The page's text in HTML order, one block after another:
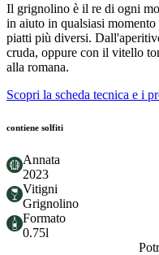
Il grignolino è il re di ogni
in aiuto in qualsiasi
piatti più diversi.
cruda, oppure con il vitello
alla romana.
Scopri la scheda tecnica e i
contiene solfiti
Annata
2023
Vitigni
Grignolino
Formato
0.75l